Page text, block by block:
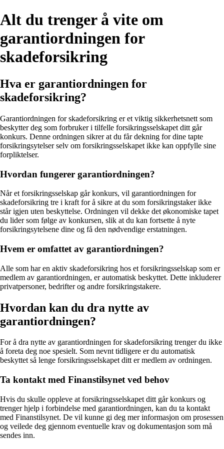
Alt du trenger å vite om
garantiordningen for
skadeforsikring
Hva er garantiordningen for
skadeforsikring?
Garantiordningen for skadeforsikring er et viktig sikkerhetsnett som
beskytter deg som forbruker i tilfelle forsikringsselskapet ditt går
konkurs. Denne ordningen sikrer at du får dekning for dine tapte
forsikringsytelser selv om forsikringsselskapet ikke kan oppfylle sine
forpliktelser.
Hvordan fungerer garantiordningen?
Når et forsikringsselskap går konkurs, vil garantiordningen for
skadeforsikring tre i kraft for å sikre at du som forsikringstaker ikke
står igjen uten beskyttelse. Ordningen vil dekke det økonomiske tapet
du lider som følge av konkursen, slik at du kan fortsette å nyte
forsikringsytelsene dine og få den nødvendige erstatningen.
Hvem er omfattet av garantiordningen?
Alle som har en aktiv skadeforsikring hos et forsikringsselskap som er
medlem av garantiordningen, er automatisk beskyttet. Dette inkluderer
privatpersoner, bedrifter og andre forsikringstakere.
Hvordan kan du dra nytte av
garantiordningen?
For å dra nytte av garantiordningen for skadeforsikring trenger du ikke
å foreta deg noe spesielt. Som nevnt tidligere er du automatisk
beskyttet så lenge forsikringsselskapet ditt er medlem av ordningen.
Ta kontakt med Finanstilsynet ved behov
Hvis du skulle oppleve at forsikringsselskapet ditt går konkurs og
trenger hjelp i forbindelse med garantiordningen, kan du ta kontakt
med Finanstilsynet. De vil kunne gi deg mer informasjon om prosessen
og veilede deg gjennom eventuelle krav og dokumentasjon som må
sendes inn.